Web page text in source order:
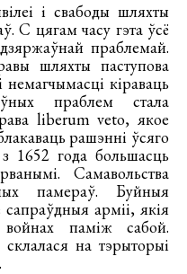
і свабоды шляхты
С цягам часу гэта ўсё
праблемай.
шляхты паступова
немагчымасці кіраваць
праблем стала
liberum veto, якое
рашэнні ўсяго
1652 года большасць
Самавольства
памераў. Буйныя
сапраўдныя арміі, якія
паміж сабой.
на тэрыторыі